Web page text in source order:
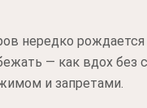
нередко
— как вдох без
и запретами.